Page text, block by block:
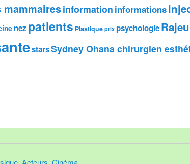
information informations
nez patients Plastique prix psychologie
starsSydney Ohana chirurgien